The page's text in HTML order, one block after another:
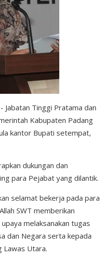
- Jabatan Tinggi Pratama dan
Kabupaten Padang
kantor Bupati setempat,
dukungan dan
para Pejabat yang dilantik.
selamat bekerja pada para
SWT memberikan
melaksanakan tugas
dan Negara serta kepada
Lawas Utara.